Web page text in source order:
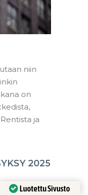
niin
on
ja
2025
Luotettu Sivusto